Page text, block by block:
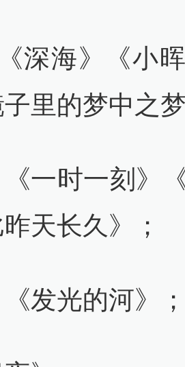
深海》《小
里的梦中之梦
一时一刻》
天长久》；
发光的河》；